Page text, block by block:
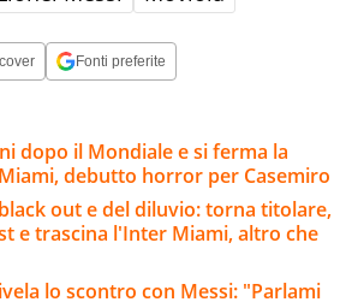
Fonti preferite
dopo il Mondiale e si ferma la
debutto horror per Casemiro
out e del diluvio: torna titolare,
e trascina l'Inter Miami, altro che
lo scontro con Messi: "Parlami